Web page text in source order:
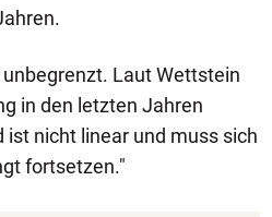
Laut Wettstein
in den letzten Jahren
ist nicht linear und muss sich
fortsetzen."